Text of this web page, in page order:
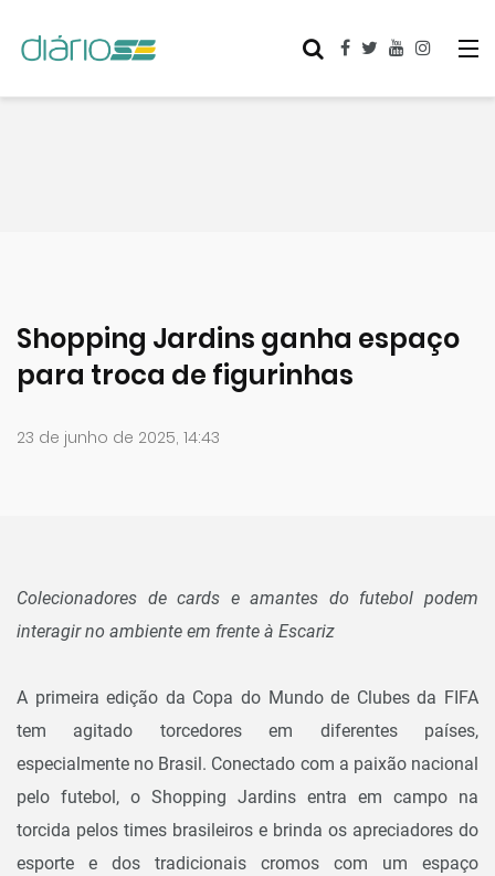
Shopping Jardins ganha espaço
para troca de figurinhas
23 de junho de 2025, 14:43
Colecionadores de cards e amantes do futebol podem
interagir no ambiente em frente à Escariz
A primeira edição da Copa do Mundo de Clubes da FIFA
tem agitado torcedores em diferentes países,
especialmente no Brasil. Conectado com a paixão nacional
pelo futebol, o Shopping Jardins entra em campo na
torcida pelos times brasileiros e brinda os apreciadores do
esporte e dos tradicionais cromos com um espaço